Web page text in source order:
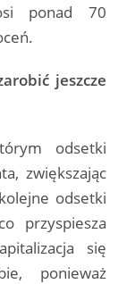
ponad 70
jeszcze
odsetki
zwiększając
odsetki
przyspiesza
się
ponieważ